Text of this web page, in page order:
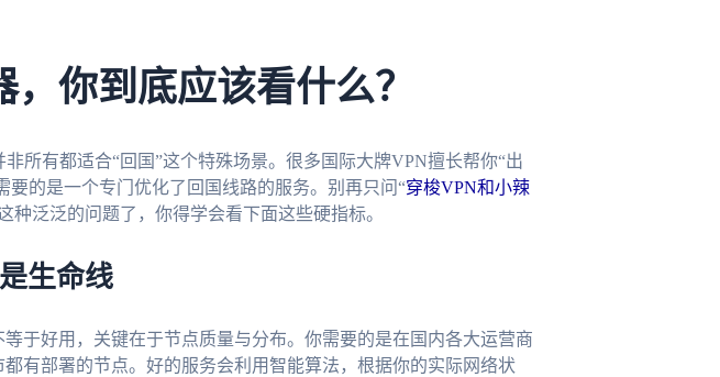
你到底应该看什么？
所有都适合“回国”这个特殊场景。很多国际大牌VPN擅长帮你“出
要的是一个专门优化了回国线路的服务。别再只问“穿梭VPN和小辣
种泛泛的问题了，你得学会看下面这些硬指标。
生命线
于好用，关键在于节点质量与分布。你需要的是在国内各大运营商
都有部署的节点。好的服务会利用智能算法，根据你的实际网络状